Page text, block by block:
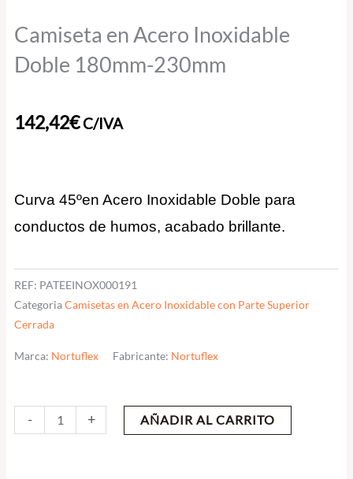
Camiseta en Acero Inoxidable
Doble 180mm-230mm
142,42€C/IVA
Curva 45ºen Acero Inoxidable Doble para
conductos de humos, acabado brillante.
REF: PATEEINOX000191
CategoriaCamisetas en Acero Inoxidable con Parte Superior
Cerrada
Marca: Nortuflex Fabricante: Nortuflex
-
Camiseta
en
+ AÑADIR AL CARRITO